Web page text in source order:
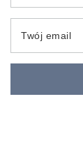
Twój email